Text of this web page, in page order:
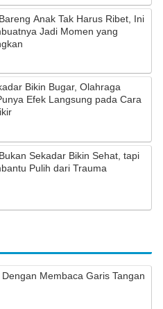
Anak Tak Harus Ribet, Ini
Jadi Momen yang
Bikin Bugar, Olahraga
Efek Langsung pada Cara
Sekadar Bikin Sehat, tapi
Pulih dari Trauma
Dengan Membaca Garis Tangan